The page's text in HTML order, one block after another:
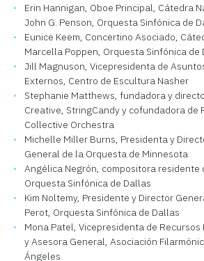
Erin Hannigan, Oboe Principal, Cátedra
John G. Penson, Orquesta Sinfónica de
Eunice Keem, Concertino Asociado,
Marcella Poppen, Orquesta Sinfónica de
Jill Magnuson, Vicepresidenta de
Externos, Centro de Escultura Nasher
Stephanie Matthews, fundadora y
Creative, StringCandy y cofundadora de
Collective Orchestra
Michelle Miller Burns, Presidenta y
General de la Orquesta de Minnesota
Angélica Negrón, compositora residente
Orquesta Sinfónica de Dallas
Kim Noltemy, Presidente y Director
Perot, Orquesta Sinfónica de Dallas
Mona Patel, Vicepresidenta de Recursos
y Asesora General, Asociación
Ángeles